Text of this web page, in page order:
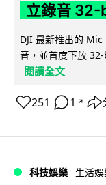
立錄音 32-
DJI 最新推出的
音，並首度下放
閱讀全文
251 1 ↗
科技娛樂 生活